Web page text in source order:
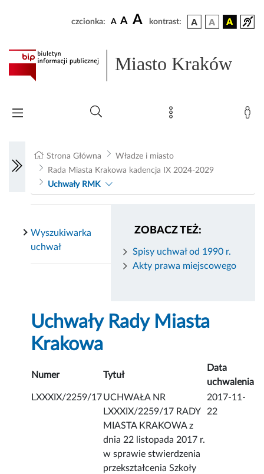
czcionka: A A A kontrast:
Miasto Kraków
Strona Główna
Władze i miasto
Rada Miasta Krakowa kadencja IX 2024-2029
Uchwały RMK
ZOBACZ TEŻ:
Spisy uchwał od 1990 r.
Akty prawa miejscowego
Wyszukiwarka
uchwał
Uchwały Rady Miasta
Krakowa
Numer Tytuł
Data
uchwalenia
LXXXIX/2259/17UCHWAŁA NR
LXXXIX/2259/17 RADY
MIASTA KRAKOWA z
dnia 22 listopada 2017 r.
w sprawie stwierdzenia
przekształcenia Szkoły
2017-11-
22